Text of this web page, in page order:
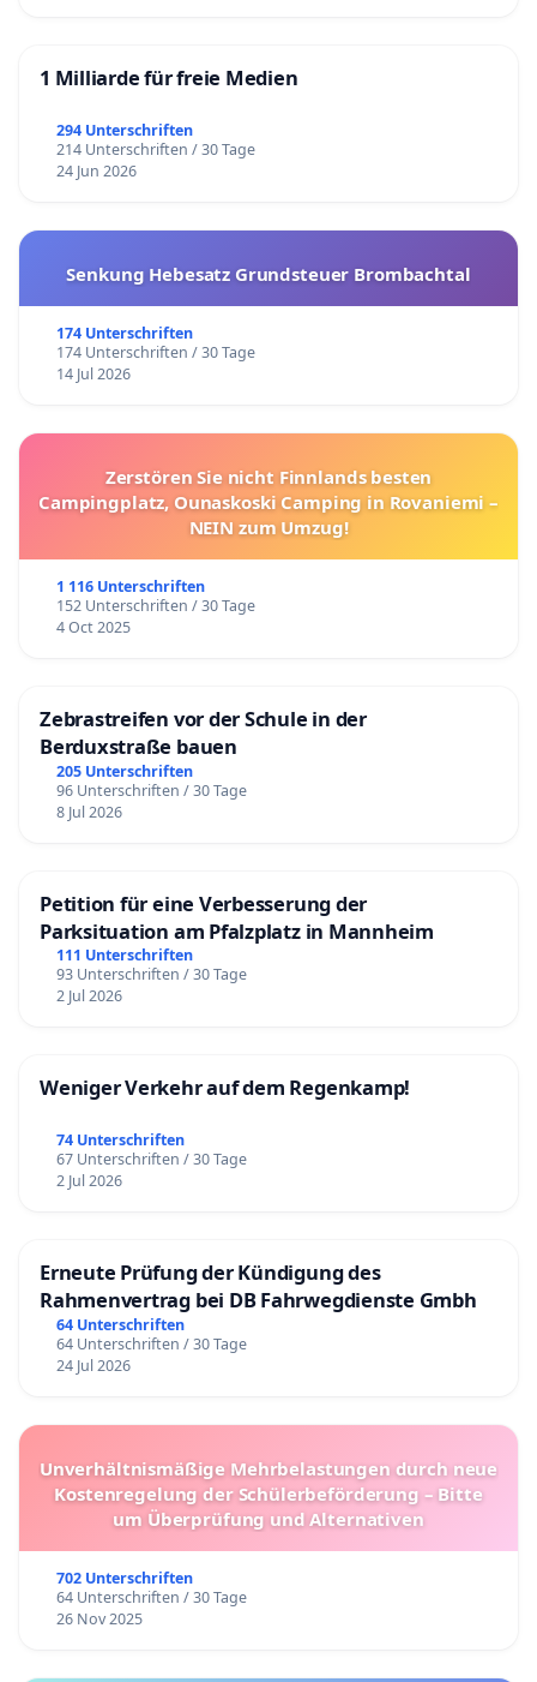
1 Milliarde für freie Medien
294 Unterschriften
214 Unterschriften / 30 Tage
24 Jun 2026
Senkung Hebesatz Grundsteuer Brombachtal
174 Unterschriften
174 Unterschriften / 30 Tage
14 Jul 2026
Zerstören Sie nicht Finnlands besten
Campingplatz, Ounaskoski Camping in Rovaniemi –
NEIN zum Umzug!
1 116 Unterschriften
152 Unterschriften / 30 Tage
4 Oct 2025
Zebrastreifen vor der Schule in der
Berduxstraße bauen
205 Unterschriften
96 Unterschriften / 30 Tage
8 Jul 2026
Petition für eine Verbesserung der
Parksituation am Pfalzplatz in Mannheim
111 Unterschriften
93 Unterschriften / 30 Tage
2 Jul 2026
Weniger Verkehr auf dem Regenkamp!
74 Unterschriften
67 Unterschriften / 30 Tage
2 Jul 2026
Erneute Prüfung der Kündigung des
Rahmenvertrag bei DB Fahrwegdienste Gmbh
64 Unterschriften
64 Unterschriften / 30 Tage
24 Jul 2026
Unverhältnismäßige Mehrbelastungen durch neue
Kostenregelung der Schülerbeförderung – Bitte
um Überprüfung und Alternativen
702 Unterschriften
64 Unterschriften / 30 Tage
26 Nov 2025